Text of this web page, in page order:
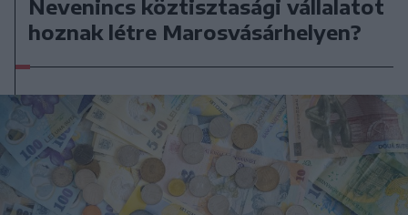
Nevenincs köztisztasági vállalatot
hoznak létre Marosvásárhelyen?